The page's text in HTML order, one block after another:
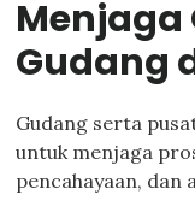
Menjaga
Gudang
Gudang serta
untuk menjaga
pencahayaan,